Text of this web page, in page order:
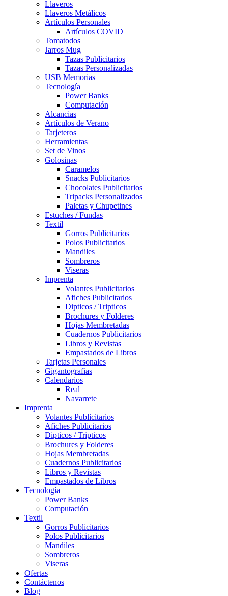
Llaveros
Llaveros Metálicos
Artículos Personales
Artículos COVID
Tomatodos
Jarros Mug
Tazas Publicitarios
Tazas Personalizadas
USB Memorias
Tecnología
Power Banks
Computación
Alcancias
Artículos de Verano
Tarjeteros
Herramientas
Set de Vinos
Golosinas
Caramelos
Snacks Publicitarios
Chocolates Publicitarios
Tripacks Personalizados
Paletas y Chupetines
Estuches / Fundas
Textil
Gorros Publicitarios
Polos Publicitarios
Mandiles
Sombreros
Viseras
Imprenta
Volantes Publicitarios
Afiches Publicitarios
Dipticos / Tripticos
Brochures y Folderes
Hojas Membretadas
Cuadernos Publicitarios
Libros y Revistas
Empastados de Libros
Tarjetas Personales
Gigantografias
Calendarios
Real
Navarrete
Imprenta
Volantes Publicitarios
Afiches Publicitarios
Dipticos / Tripticos
Brochures y Folderes
Hojas Membretadas
Cuadernos Publicitarios
Libros y Revistas
Empastados de Libros
Tecnología
Power Banks
Computación
Textil
Gorros Publicitarios
Polos Publicitarios
Mandiles
Sombreros
Viseras
Ofertas
Contáctenos
Blog